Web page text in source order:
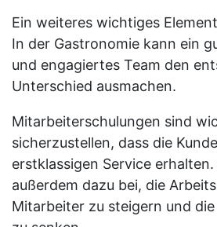
Ein weiteres wichtiges
In der Gastronomie kann ein
und engagiertes Team den
Unterschied ausmachen.
Mitarbeiterschulungen sind
sicherzustellen, dass die
erstklassigen Service
außerdem dazu bei, die
Mitarbeiter zu steigern und